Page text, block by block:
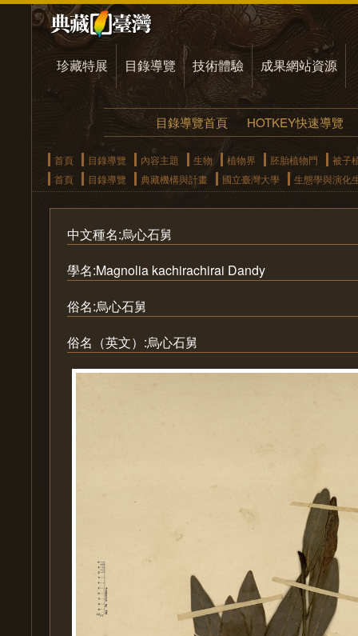
珍藏特展 目錄導覽 技術體驗 成果網站資源
目錄導覽首頁 HOTKEY快速導覽
首頁 目錄導覽 內容主題 生物 植物界 胚胎植物門
被子
首頁
目錄導覽 典藏機構與計畫 國立臺灣大學 生態學與演化
中文種名:烏心石舅
學名:Magnolia kachirachirai Dandy
俗名:烏心石舅
俗名（英文）:烏心石舅